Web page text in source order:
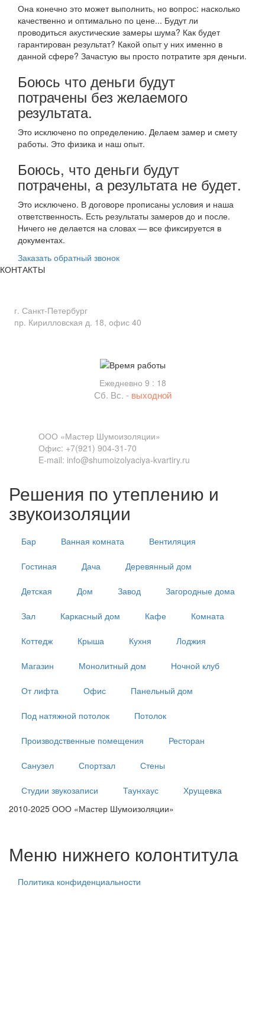
Она конечно это может выполнить, но вопрос: насколько
качественно и оптимально по цене... Будут ли
проводиться акустические замеры шума? Как будет
гарантирован результат? Какой опыт у них именно в
данной сфере? Зачастую вы просто потратите зря деньги.
Боюсь что деньги будут
потрачены без желаемого
результата.
Это исключено по определению. Делаем замер и смету
работы. Это физика и наш опыт.
Боюсь, что деньги будут
потрачены, а результата не будет.
Это исключено. В договоре прописаны условия и наша
ответственность. Есть результаты замеров до и после.
Ничего не делается на словах — все фиксируется в
документах.
Заказать обратный звонок
КОНТАКТЫ
г. Санкт-Петербург
пр. Кирилловская д. 18, офис 40
Ежедневно 9 : 18
Сб. Вс. - выходной
ООО «Мастер Шумоизоляции»
Офис: +7(921) 904-31-70
E-mail: info@shumoizolyaciya-kvartiry.ru
Решения по утеплению и
звукоизоляции
Бар Ванная комната Вентиляция
Гостиная Дача Деревянный дом
Детская Дом Завод Загородные дома
Зал Каркасный дом Кафе Комната
Коттедж Крыша Кухня Лоджия
Магазин Монолитный дом Ночной клуб
От лифта Офис Панельный дом
Под натяжной потолок Потолок
Производственные помещения Ресторан
Санузел Спортзал Стены
Студии звукозаписи Таунхаус
Хрущевка
2010-2025 ООО «Мастер Шумоизоляции»
Меню нижнего колонтитула
Политика конфиденциальности